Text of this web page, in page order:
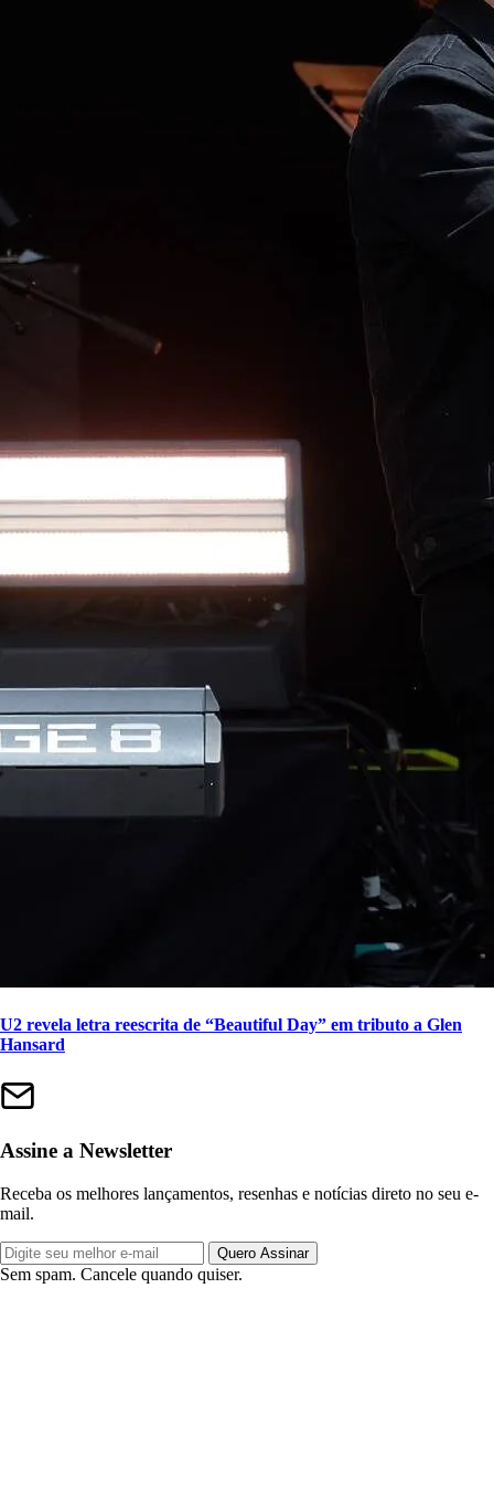
U2 revela letra reescrita de “Beautiful Day” em tributo a Glen
Hansard
Assine a Newsletter
Receba os melhores lançamentos, resenhas e notícias direto no seu e-
mail.
Quero Assinar
Sem spam. Cancele quando quiser.